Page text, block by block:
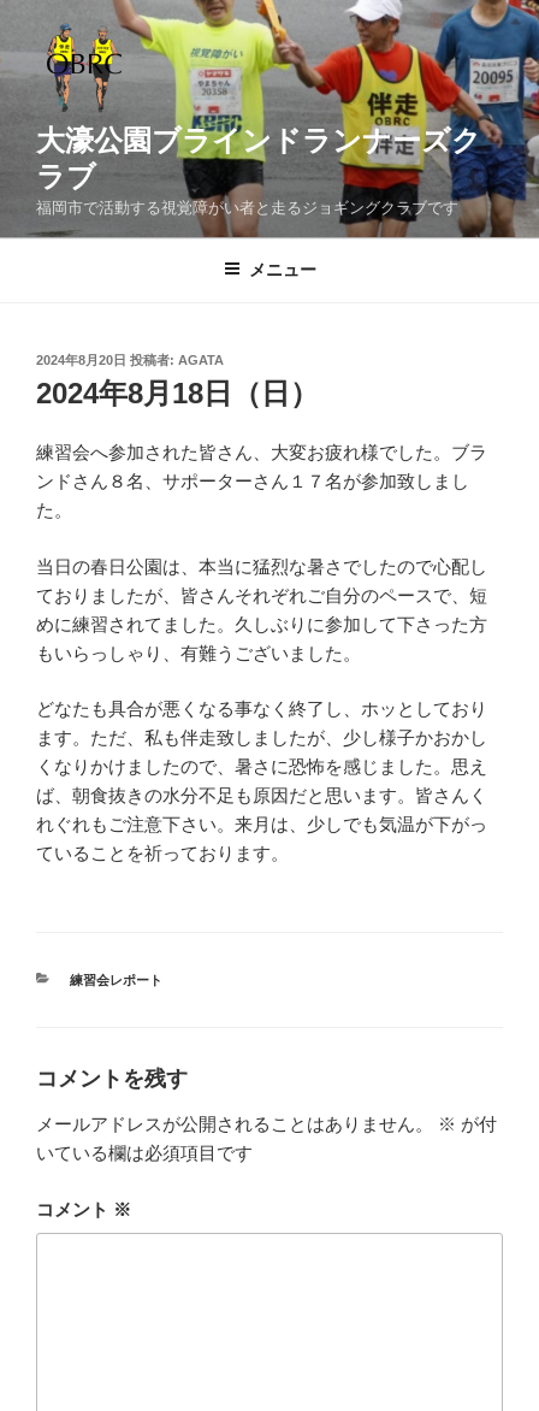
テ
ッ
大濠公園ブラインドランナーズク
ラブ
福岡市で活動する視覚障がい者と走るジョギングクラブです
メニュー
投
稿
日:
2024年8月20日 投稿者: AGATA
2024年8月18日（日）
練習会へ参加された皆さん、大変お疲れ様でした。ブラ
ンドさん８名、サポーターさん１７名が参加致しまし
た。
当日の春日公園は、本当に猛烈な暑さでしたので心配し
ておりましたが、皆さんそれぞれご自分のペースで、短
めに練習されてました。久しぶりに参加して下さった方
もいらっしゃり、有難うございました。
どなたも具合が悪くなる事なく終了し、ホッとしており
ます。ただ、私も伴走致しましたが、少し様子かおかし
くなりかけましたので、暑さに恐怖を感じました。思え
ば、朝食抜きの水分不足も原因だと思います。皆さんく
れぐれもご注意下さい。来月は、少しでも気温が下がっ
ていることを祈っております。
カ
練習会レポート
コメントを残す
メールアドレスが公開されることはありません。 ※ が付
いている欄は必須項目です
コメント ※